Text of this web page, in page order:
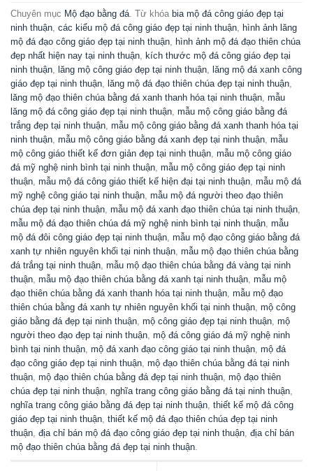
Chuyên mục Mộ đạo bằng đá. Từ khóa bia mộ đá công giáo đẹp tại
ninh thuận, các kiểu mộ đá công giáo đẹp tại ninh thuận, hình ảnh lăng
mộ đá đạo công giáo đẹp tại ninh thuận, hình ảnh mộ đá đạo thiên chúa
đẹp nhất hiện nay tại ninh thuận, kích thước mộ đá công giáo đẹp tại
ninh thuận, lăng mộ công giáo đẹp tại ninh thuận, lăng mộ đá xanh công
giáo đẹp tại ninh thuận, lăng mộ đá đạo thiên chúa đẹp tại ninh thuận,
lăng mộ đạo thiên chúa bằng đá xanh thanh hóa tại ninh thuận, mẫu
lăng mộ đá công giáo đẹp tại ninh thuận, mẫu mộ công giáo bằng đá
trắng đẹp tại ninh thuận, mẫu mộ công giáo bằng đá xanh thanh hóa tại
ninh thuận, mẫu mộ công giáo bằng đá xanh đẹp tại ninh thuận, mẫu
mộ công giáo thiết kế đơn giản đẹp tại ninh thuận, mẫu mộ công giáo
đá mỹ nghệ ninh bình tại ninh thuận, mẫu mộ công giáo đẹp tại ninh
thuận, mẫu mộ đá công giáo thiết kế hiện đại tại ninh thuận, mẫu mộ đá
mỹ nghệ công giáo tại ninh thuận, mẫu mộ đá người theo đạo thiên
chúa đẹp tại ninh thuận, mẫu mộ đá xanh đạo thiên chúa tại ninh thuận,
mẫu mộ đá đạo thiên chúa đá mỹ nghệ ninh bình tại ninh thuận, mẫu
mộ đá đôi công giáo đẹp tại ninh thuận, mẫu mộ đạo công giáo bằng đá
xanh tự nhiên nguyên khối tại ninh thuận, mẫu mộ đạo thiên chúa bằng
đá trắng tại ninh thuận, mẫu mộ đạo thiên chúa bằng đá vàng tại ninh
thuận, mẫu mộ đạo thiên chúa bằng đá xanh tại ninh thuận, mẫu mộ
đạo thiên chúa bằng đá xanh thanh hóa tại ninh thuận, mẫu mộ đạo
thiên chúa bằng đá xanh tự nhiên nguyên khối tại ninh thuận, mộ công
giáo bằng đá đẹp tại ninh thuận, mộ công giáo đẹp tại ninh thuận, mộ
người theo đạo đẹp tại ninh thuận, mộ đá công giáo đá mỹ nghệ ninh
bình tại ninh thuận, mộ đá xanh đạo công giáo tại ninh thuận, mộ đá
đạo công giáo đẹp tại ninh thuận, mộ đạo thiên chúa bằng đá tại ninh
thuận, mộ đạo thiên chúa bằng đá đẹp tại ninh thuận, mộ đạo thiên
chúa đẹp tại ninh thuận, nghĩa trang công giáo bằng đá tại ninh thuận,
nghĩa trang công giáo bằng đá đẹp tại ninh thuận, thiết kế mộ đá công
giáo đẹp tại ninh thuận, thiết kế mộ đá đạo thiên chúa đẹp tại ninh
thuận, địa chỉ bán mộ đá đạo công giáo đẹp tại ninh thuận, địa chỉ bán
mộ đạo thiên chúa bằng đá đẹp tại ninh thuận.